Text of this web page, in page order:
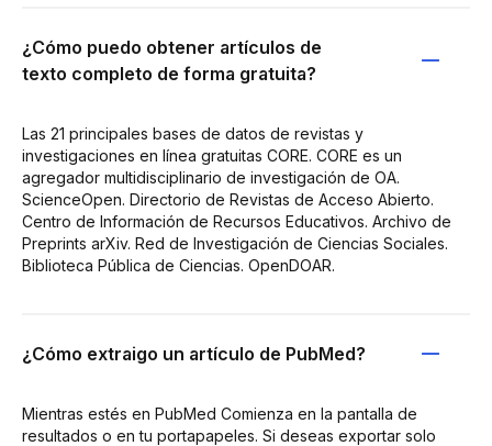
¿Cómo puedo obtener artículos de
texto completo de forma gratuita?
Las 21 principales bases de datos de revistas y
investigaciones en línea gratuitas CORE. CORE es un
agregador multidisciplinario de investigación de OA.
ScienceOpen. Directorio de Revistas de Acceso Abierto.
Centro de Información de Recursos Educativos. Archivo de
Preprints arXiv. Red de Investigación de Ciencias Sociales.
Biblioteca Pública de Ciencias. OpenDOAR.
¿Cómo extraigo un artículo de PubMed?
Mientras estés en PubMed Comienza en la pantalla de
resultados o en tu portapapeles. Si deseas exportar solo